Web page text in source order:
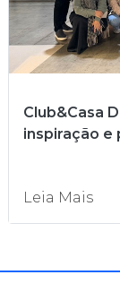
Club&Casa
inspiração e
Leia Mais